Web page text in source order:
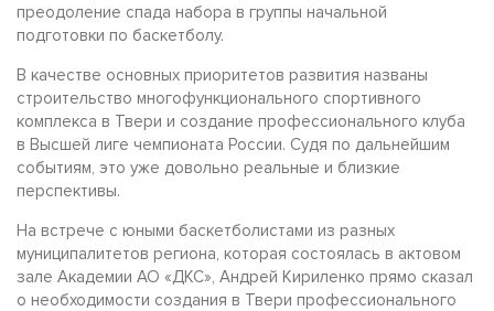
преодоление спада набора в группы начальной
подготовки по баскетболу.
В качестве основных приоритетов развития названы
строительство многофункционального спортивного
комплекса в Твери и создание профессионального клуба
в Высшей лиге чемпионата России. Судя по дальнейшим
событиям, это уже довольно реальные и близкие
перспективы.
На встрече с юными баскетболистами из разных
муниципалитетов региона, которая состоялась в актовом
зале Академии АО «ДКС», Андрей Кириленко прямо сказал
о необходимости создания в Твери профессионального